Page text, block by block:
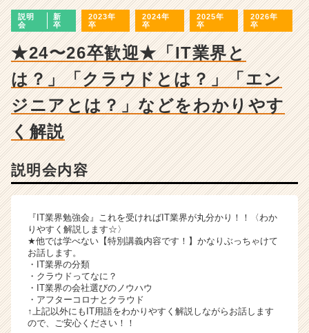
ー・
成
長
企
業
か
ら
届
就
活
ト
チ
ア
キ
説明
会
新
卒
2023年
卒
2024年
卒
2025年
卒
2026年
卒
★24〜26卒歓迎★「IT業界と
は？」「クラウドとは？」「エン
ジニアとは？」などをわかりやす
く解説
説明会内容
『IT業界勉強会』これを受ければIT業界が丸分かり！！〈わか
りやすく解説します☆〉
★他では学べない【特別講義内容です！】かなりぶっちゃけて
お話します。
・IT業界の分類
・クラウドってなに？
・IT業界の会社選びのノウハウ
・アフターコロナとクラウド
↑上記以外にもIT用語をわかりやすく解説しながらお話します
ので、ご安心ください！！